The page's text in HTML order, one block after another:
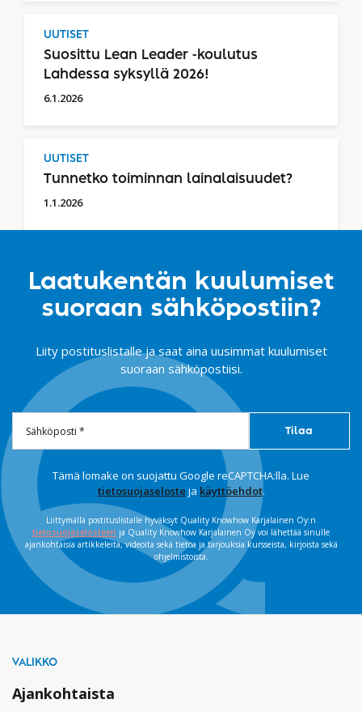
UUTISET
Suosittu Lean Leader -koulutus
Lahdessa syksyllä 2026!
6.1.2026
UUTISET
Tunnetko toiminnan lainalaisuudet?
1.1.2026
Laatukentän kuulumiset
suoraan sähköpostiin?
Liity postituslistalle ja saat aina uusimmat kuulumiset
suoraan sähköpostiisi.
Tämä lomake on suojattu Google reCAPTCHA:lla. Lue
tietosuojaseloste ja käyttöehdot.
Liittymällä postituslistalle hyväksyt Quality Knowhow Karjalainen Oy:n
tietosuojaselosteen ja Quality Knowhow Karjalainen Oy voi lähettää sinulle
ajankohtaisia artikkeleita, videoita sekä tietoa ja tarjouksia kursseista, kirjoista sekä
ohjelmistoista.
VALIKKO
Ajankohtaista